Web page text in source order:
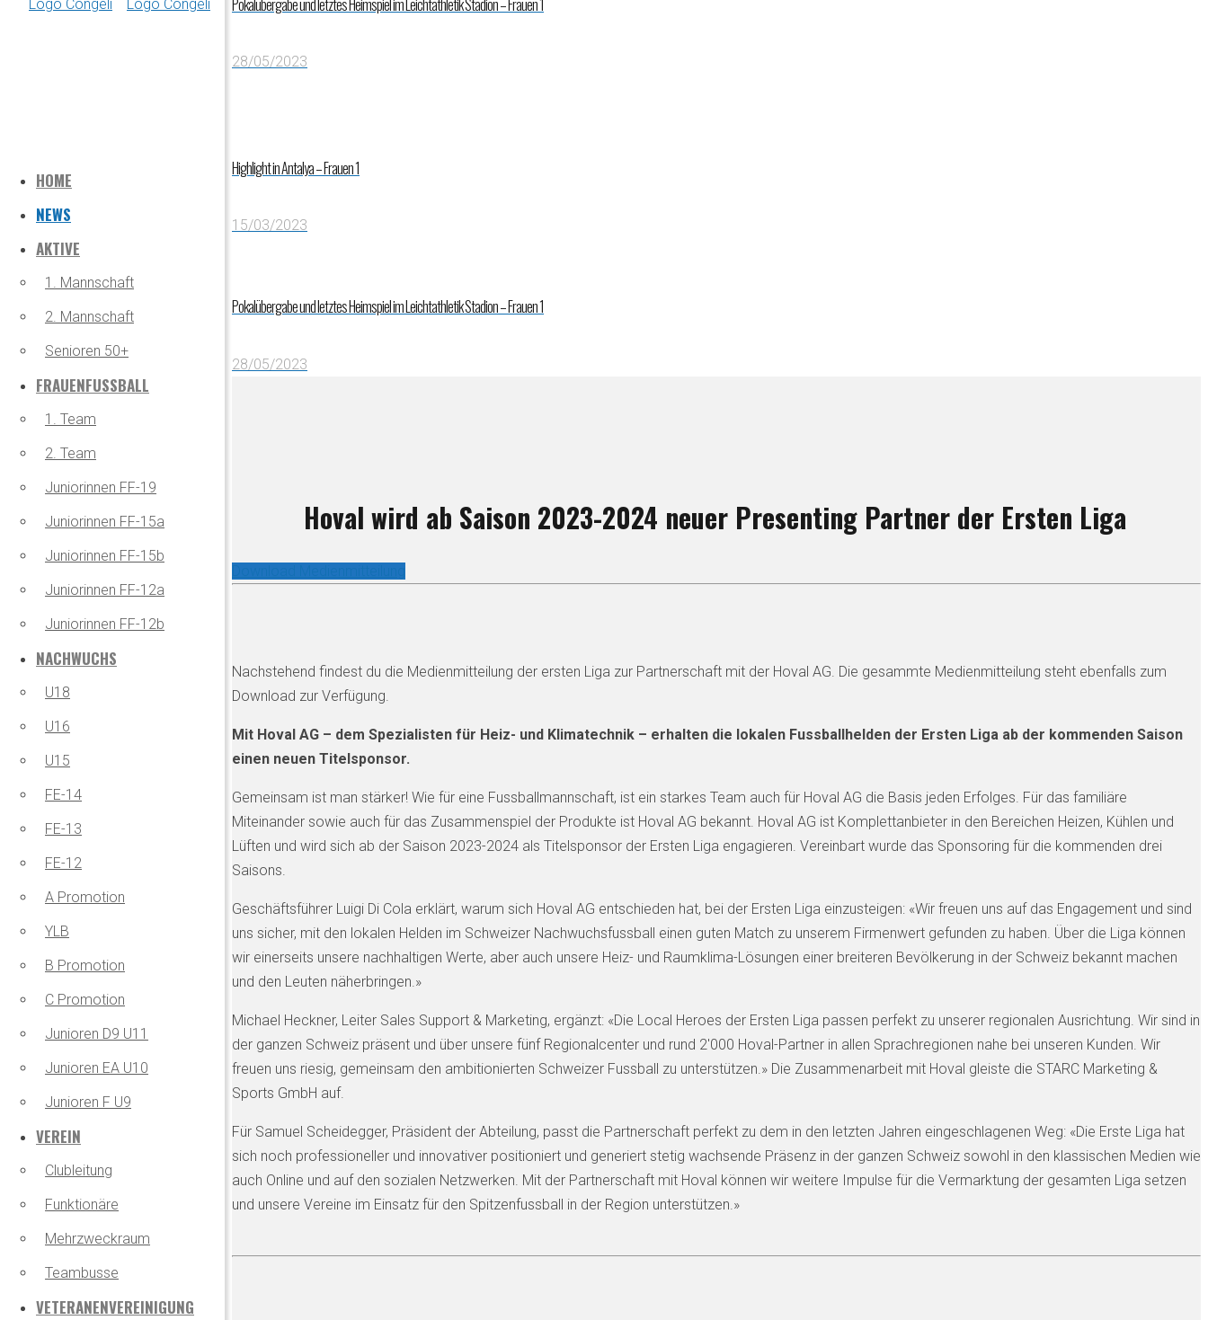
HOME
NEWS
AKTIVE
1. Mannschaft
2. Mannschaft
Senioren 50+
FRAUENFUSSBALL
1. Team
2. Team
Juniorinnen FF-19
Juniorinnen FF-15a
Juniorinnen FF-15b
Juniorinnen FF-12a
Juniorinnen FF-12b
NACHWUCHS
U18
U16
U15
FE-14
FE-13
FE-12
A Promotion
YLB
B Promotion
C Promotion
Junioren D9 U11
Junioren EA U10
Junioren F U9
VEREIN
Clubleitung
Funktionäre
Mehrzweckraum
Teambusse
VETERANENVEREINIGUNG
Pokalübergabe und letztes Heimspiel im Leichtathletik Stadion – Frauen 1
28/05/2023
Highlight in Antalya – Frauen 1
15/03/2023
Pokalübergabe und letztes Heimspiel im Leichtathletik Stadion – Frauen 1
28/05/2023
Hoval wird ab Saison 2023-2024 neuer Presenting Partner der Ersten Liga
Nachstehend findest du die Medienmitteilung der ersten Liga zur Partnerschaft mit der Hoval AG. Die gesammte Medienmitteilung steht ebenfalls zum
Download zur Verfügung.
Mit Hoval AG – dem Spezialisten für Heiz- und Klimatechnik – erhalten die lokalen Fussballhelden der Ersten Liga ab der kommenden Saison
einen neuen Titelsponsor.
Gemeinsam ist man stärker! Wie für eine Fussballmannschaft, ist ein starkes Team auch für Hoval AG die Basis jeden Erfolges. Für das familiäre
Miteinander sowie auch für das Zusammenspiel der Produkte ist Hoval AG bekannt. Hoval AG ist Komplettanbieter in den Bereichen Heizen, Kühlen und
Lüften und wird sich ab der Saison 2023-2024 als Titelsponsor der Ersten Liga engagieren. Vereinbart wurde das Sponsoring für die kommenden drei
Saisons.
Geschäftsführer Luigi Di Cola erklärt, warum sich Hoval AG entschieden hat, bei der Ersten Liga einzusteigen: «Wir freuen uns auf das Engagement und sind
uns sicher, mit den lokalen Helden im Schweizer Nachwuchsfussball einen guten Match zu unserem Firmenwert gefunden zu haben. Über die Liga können
wir einerseits unsere nachhaltigen Werte, aber auch unsere Heiz- und Raumklima-Lösungen einer breiteren Bevölkerung in der Schweiz bekannt machen
und den Leuten näherbringen.»
Michael Heckner, Leiter Sales Support & Marketing, ergänzt: «Die Local Heroes der Ersten Liga passen perfekt zu unserer regionalen Ausrichtung. Wir sind in
der ganzen Schweiz präsent und über unsere fünf Regionalcenter und rund 2'000 Hoval-Partner in allen Sprachregionen nahe bei unseren Kunden. Wir
freuen uns riesig, gemeinsam den ambitionierten Schweizer Fussball zu unterstützen.» Die Zusammenarbeit mit Hoval gleiste die STARC Marketing &
Sports GmbH auf.
Für Samuel Scheidegger, Präsident der Abteilung, passt die Partnerschaft perfekt zu dem in den letzten Jahren eingeschlagenen Weg: «Die Erste Liga hat
sich noch professioneller und innovativer positioniert und generiert stetig wachsende Präsenz in der ganzen Schweiz sowohl in den klassischen Medien wie
auch Online und auf den sozialen Netzwerken. Mit der Partnerschaft mit Hoval können wir weitere Impulse für die Vermarktung der gesamten Liga setzen
und unsere Vereine im Einsatz für den Spitzenfussball in der Region unterstützen.»